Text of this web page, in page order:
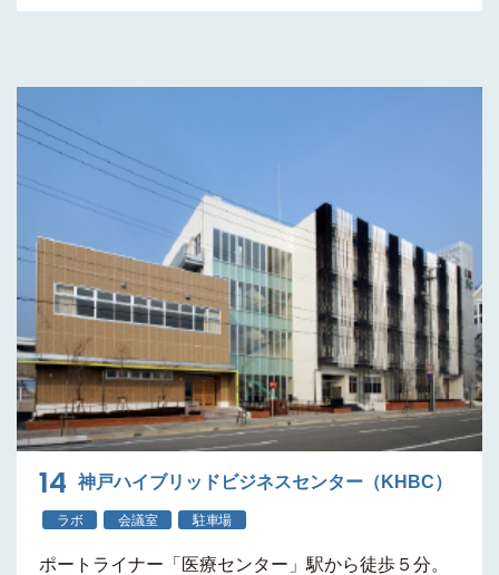
14 神戸ハイブリッドビジネスセンター（KHBC）
ラボ 会議室 駐車場
ポートライナー 「医療センター」駅から徒歩５分。